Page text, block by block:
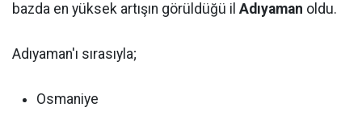
bazda en yüksek artışın görüldüğü il Adıyaman oldu.
Adıyaman'ı sırasıyla;
Osmaniye